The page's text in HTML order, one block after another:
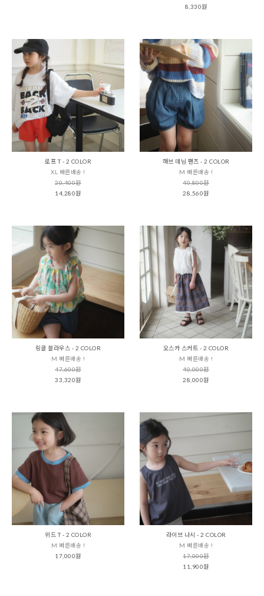
8,330원
로프 T - 2 COLOR
XL 빠른배송 !
20,400원
14,280원
해브 데님 팬츠 - 2 COLOR
M 빠른배송 !
40,800원
28,560원
링클 블라우스 - 2 COLOR
M 빠른배송 !
47,600원
33,320원
오스카 스커트 - 2 COLOR
M 빠른배송 !
40,000원
28,000원
위드 T - 2 COLOR
M 빠른배송 !
17,000원
라이브 나시 - 2 COLOR
M 빠른배송 !
17,000원
11,900원